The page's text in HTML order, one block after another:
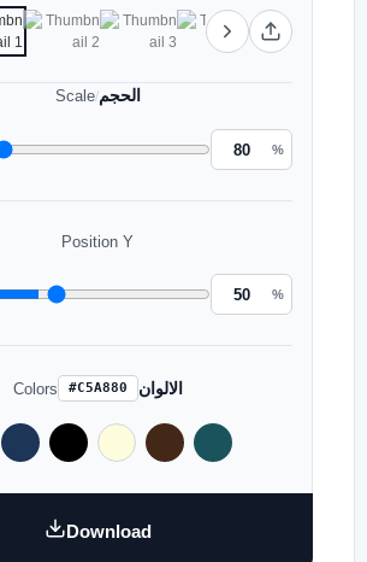
Scale/الحجم
%
Position Y
%
Colors #C5A880 الالوان
Download